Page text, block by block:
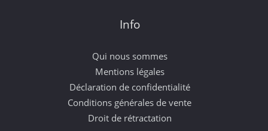
Info
Qui nous sommes
Mentions légales
Déclaration de confidentialité
Conditions générales de vente
Droit de rétractation